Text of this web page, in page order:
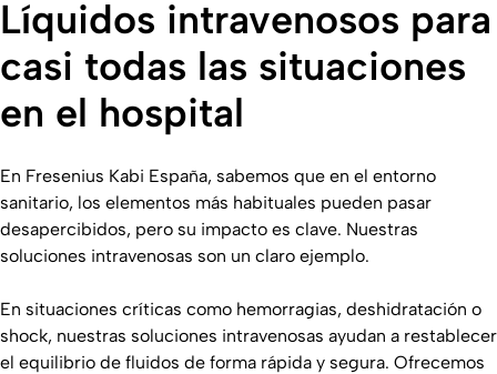
Líquidos intravenosos para
casi todas las situaciones
en el hospital
En Fresenius Kabi España, sabemos que en el entorno
sanitario, los elementos más habituales pueden pasar
desapercibidos, pero su impacto es clave. Nuestras
soluciones intravenosas son un claro ejemplo.
En situaciones críticas como hemorragias, deshidratación o
shock, nuestras soluciones intravenosas ayudan a restablecer
el equilibrio de fluidos de forma rápida y segura. Ofrecemos